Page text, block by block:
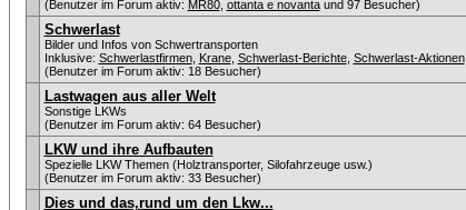
(Benutzer im Forum aktiv: MR80, ottanta e novantaund 97 Besucher)
Schwerlast
Bilder und Infos von Schwertransporten
Inklusive: Schwerlastfirmen, Krane, Schwerlast-Berichte, Schwerlast-Aktionen
(Benutzer im Forum aktiv: 18 Besucher)
Lastwagen aus aller Welt
Sonstige LKWs
(Benutzer im Forum aktiv: 64 Besucher)
LKW und ihre Aufbauten
Spezielle LKW Themen (Holztransporter, Silofahrzeuge usw.)
(Benutzer im Forum aktiv: 33 Besucher)
Dies und das,rund um den Lkw...